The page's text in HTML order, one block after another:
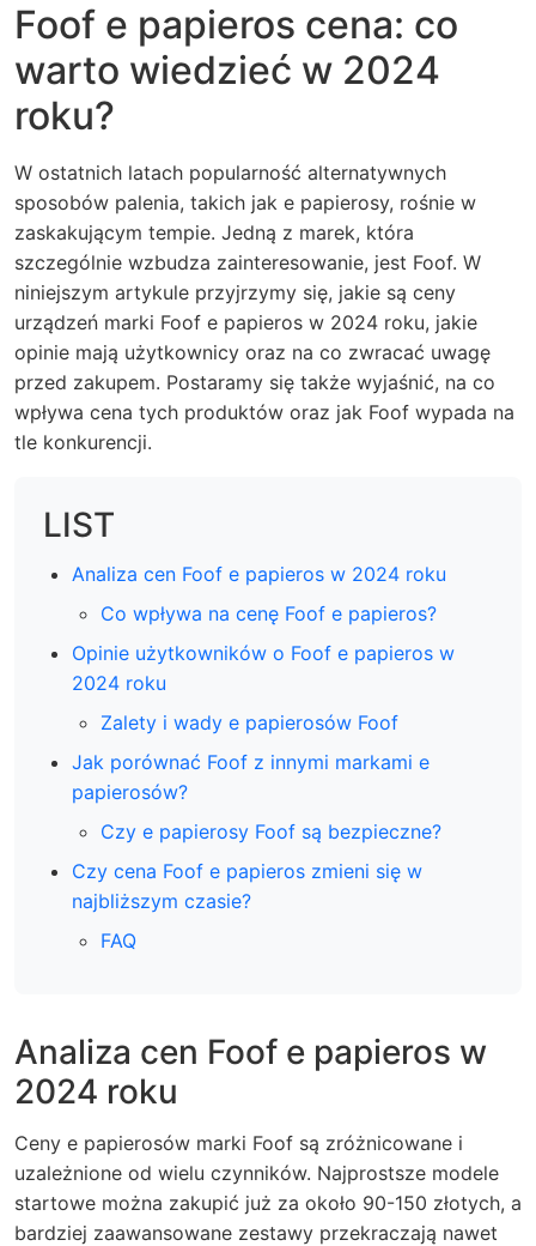
Foof e papieros cena: co
warto wiedzieć w 2024
roku?
W ostatnich latach popularność alternatywnych
sposobów palenia, takich jak e papierosy, rośnie w
zaskakującym tempie. Jedną z marek, która
szczególnie wzbudza zainteresowanie, jest Foof. W
niniejszym artykule przyjrzymy się, jakie są ceny
urządzeń marki Foof e papieros w 2024 roku, jakie
opinie mają użytkownicy oraz na co zwracać uwagę
przed zakupem. Postaramy się także wyjaśnić, na co
wpływa cena tych produktów oraz jak Foof wypada na
tle konkurencji.
LIST
Analiza cen Foof e papieros w 2024 roku
Co wpływa na cenę Foof e papieros?
Opinie użytkowników o Foof e papieros w
2024 roku
Zalety i wady e papierosów Foof
Jak porównać Foof z innymi markami e
papierosów?
Czy e papierosy Foof są bezpieczne?
Czy cena Foof e papieros zmieni się w
najbliższym czasie?
FAQ
Analiza cen Foof e papieros w
2024 roku
Ceny e papierosów marki Foof są zróżnicowane i
uzależnione od wielu czynników. Najprostsze modele
startowe można zakupić już za około 90-150 złotych, a
bardziej zaawansowane zestawy przekraczają nawet